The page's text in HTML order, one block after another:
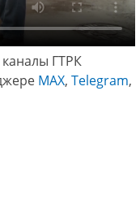
ГТРК
МАХ, Telegram,